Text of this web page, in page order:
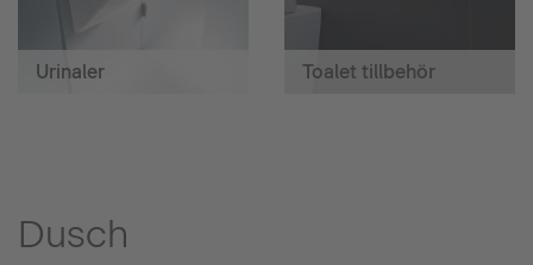
Urinaler Toalet tillbehör
Dusch